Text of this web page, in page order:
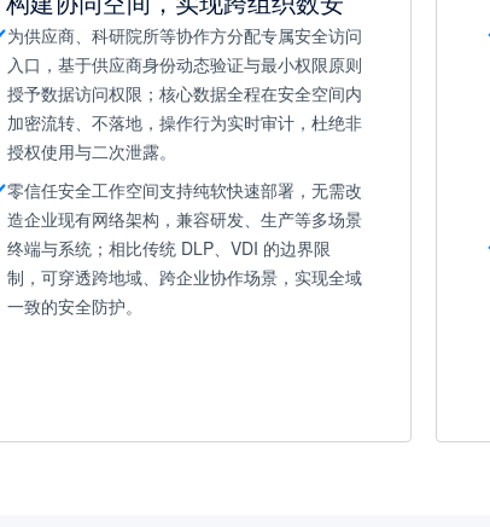
为供应商、科研院所等协作方分配专属安全访问
入口，基于供应商身份动态验证与最小权限原则
授予数据访问权限；核心数据全程在安全空间内
加密流转、不落地，操作行为实时审计，杜绝非
授权使用与二次泄露。
零信任安全工作空间支持纯软快速部署，无需改
造企业现有网络架构，兼容研发、生产等多场景
终端与系统；相比传统 DLP、VDI 的边界限
制，可穿透跨地域、跨企业协作场景，实现全域
一致的安全防护。